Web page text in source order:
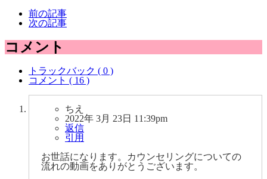
前の記事
次の記事
コメント
トラックバック ( 0 )
コメント ( 16 )
ちえ
2022年 3月 23日 11:39pm
返信
引用
お世話になります。カウンセリングについての
流れの動画をありがとうございます。